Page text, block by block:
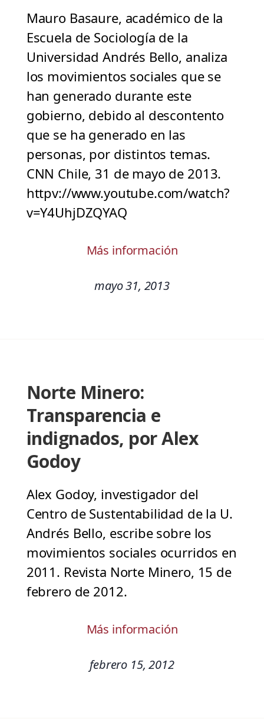
Mauro Basaure, académico de la
Escuela de Sociología de la
Universidad Andrés Bello, analiza
los movimientos sociales que se
han generado durante este
gobierno, debido al descontento
que se ha generado en las
personas, por distintos temas.
CNN Chile, 31 de mayo de 2013.
httpv://www.youtube.com/watch?
v=Y4UhjDZQYAQ
Más información
mayo 31, 2013
Norte Minero:
Transparencia e
indignados, por Alex
Godoy
Alex Godoy, investigador del
Centro de Sustentabilidad de la U.
Andrés Bello, escribe sobre los
movimientos sociales ocurridos en
2011. Revista Norte Minero, 15 de
febrero de 2012.
Más información
febrero 15, 2012